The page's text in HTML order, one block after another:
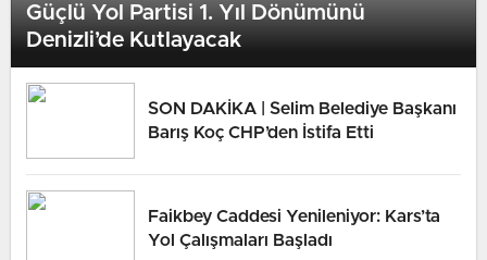
Güçlü Yol Partisi 1. Yıl Dönümünü
Denizli’de Kutlayacak
SON DAKİKA | Selim Belediye Başkanı
Barış Koç CHP’den İstifa Etti
Faikbey Caddesi Yenileniyor: Kars’ta
Yol Çalışmaları Başladı